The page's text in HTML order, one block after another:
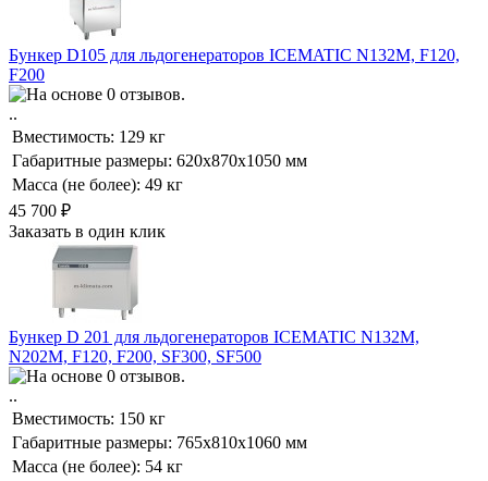
Бункер D105 для льдогенераторов ICEMATIC N132M, F120,
F200
..
Вместимость: 129 кг
Габаритные размеры: 620х870х1050 мм
Масса (не более): 49 кг
45 700 ₽
Заказать в один клик
Бункер D 201 для льдогенераторов ICEMATIC N132M,
N202M, F120, F200, SF300, SF500
..
Вместимость: 150 кг
Габаритные размеры: 765х810х1060 мм
Масса (не более): 54 кг